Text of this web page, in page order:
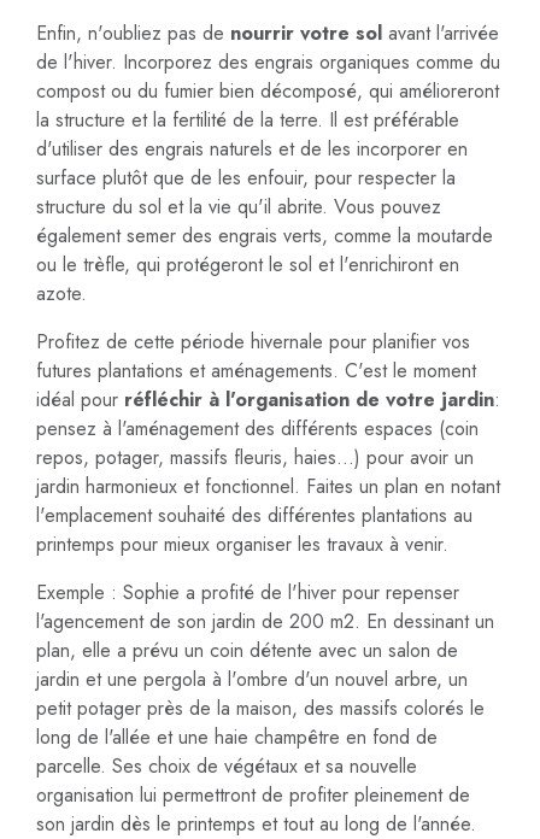
Enfin, n'oubliez pas de nourrir votre solavant l'arrivée
de l'hiver. Incorporez des engrais organiques comme du
compost ou du fumier bien décomposé, qui amélioreront
la structure et la fertilité de la terre. Il est préférable
d'utiliser des engrais naturels et de les incorporer en
surface plutôt que de les enfouir, pour respecter la
structure du sol et la vie qu'il abrite. Vous pouvez
également semer des engrais verts, comme la moutarde
ou le trèfle, qui protégeront le sol et l'enrichiront en
azote.
Profitez de cette période hivernale pour planifier vos
futures plantations et aménagements. C'est le moment
idéal pour réfléchir à l'organisation de votre jardin:
pensez à l'aménagement des différents espaces (coin
repos, potager, massifs fleuris, haies...) pour avoir un
jardin harmonieux et fonctionnel. Faites un plan en notant
l'emplacement souhaité des différentes plantations au
printemps pour mieux organiser les travaux à venir.
Exemple : Sophie a profité de l'hiver pour repenser
l'agencement de son jardin de 200 m2. En dessinant un
plan, elle a prévu un coin détente avec un salon de
jardin et une pergola à l'ombre d'un nouvel arbre, un
petit potager près de la maison, des massifs colorés le
long de l'allée et une haie champêtre en fond de
parcelle. Ses choix de végétaux et sa nouvelle
organisation lui permettront de profiter pleinement de
son jardin dès le printemps et tout au long de l'année.